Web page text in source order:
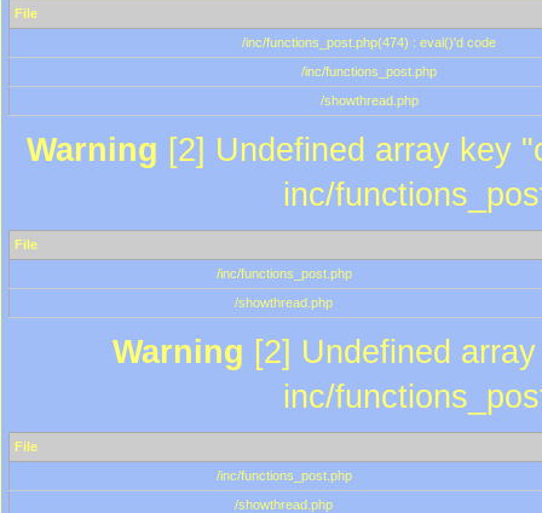
File
/inc/functions_post.php(474) : eval()'d code
/inc/functions_post.php
/showthread.php
Warning [2] Undefined array key
inc/
File
/inc/functions_post.php
/showthread.php
Warning [2] Undefined
inc/
File
/inc/functions_post.php
/showthread.php